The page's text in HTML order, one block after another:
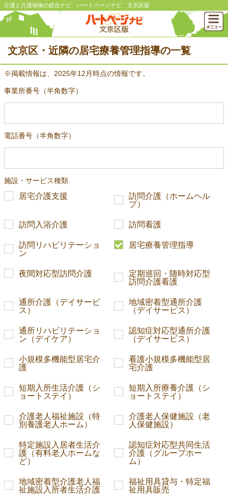
介護と介護保険の総合ナビ ハートページナビ 文京区版
文京区・近隣の居宅療養管理指導の一覧
※掲載情報は、2025年12月時点の情報です。
事業所番号（半角数字）
電話番号（半角数字）
施設・サービス種類
居宅介護支援
訪問介護（ホームヘル
プ）
訪問入浴介護 訪問看護
訪問リハビリテーショ
ン
居宅療養管理指導
夜間対応型訪問介護
定期巡回・随時対応型
訪問介護看護
通所介護（デイサービ
ス）
地域密着型通所介護
（デイサービス）
通所リハビリテーショ
ン（デイケア）
認知症対応型通所介護
（デイサービス）
小規模多機能型居宅介
護
看護小規模多機能型居
宅介護
短期入所生活介護（シ
ョートステイ）
短期入所療養介護（シ
ョートステイ）
介護老人福祉施設（特
別養護老人ホーム）
介護老人保健施設（老
人保健施設）
特定施設入居者生活介
護（有料老人ホームな
ど）
認知症対応型共同生活
介護（グループホー
ム）
地域密着型介護老人福
祉施設入所者生活介護
福祉用具貸与・特定福
祉用具販売